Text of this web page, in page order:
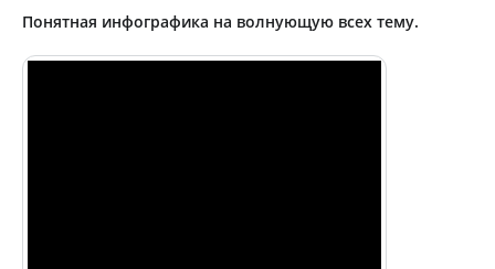
Понятная инфографика на волнующую всех тему.